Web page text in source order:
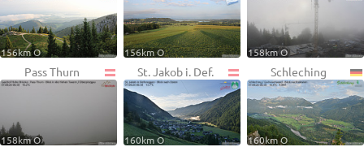
156km O 156km O 158km O
Pass Thurn
158km O
St. Jakob i. Def.
160km O
Schleching
160km O